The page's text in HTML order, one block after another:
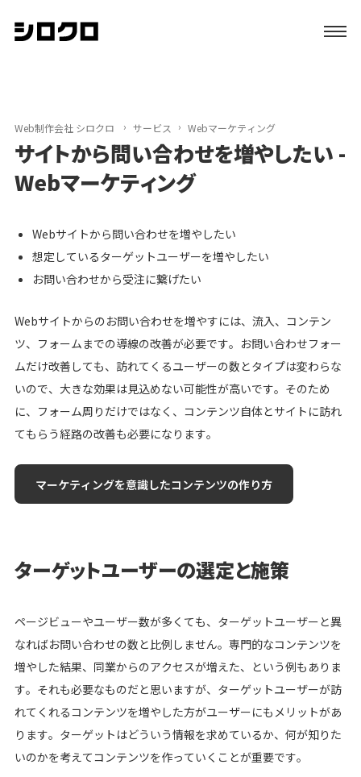
サービス
制作実績
ブログ
資料請求
シロクロマガジン
無料オンライン相談
Web制作会社 シロクロ サービス Webマーケティング
サイトから問い合わせを増やしたい -
Webマーケティング
Webサイトから問い合わせを増やしたい
想定しているターゲットユーザーを増やしたい
お問い合わせから受注に繋げたい
Webサイトからのお問い合わせを増やすには、流入、コンテン
ツ、フォームまでの導線の改善が必要です。お問い合わせフォー
ムだけ改善しても、訪れてくるユーザーの数とタイプは変わらな
いので、大きな効果は見込めない可能性が高いです。そのため
に、フォーム周りだけではなく、コンテンツ自体とサイトに訪れ
てもらう経路の改善も必要になります。
マーケティングを意識したコンテンツの作り方
ターゲットユーザーの選定と施策
ページビューやユーザー数が多くても、ターゲットユーザーと異
なればお問い合わせの数と比例しません。専門的なコンテンツを
増やした結果、同業からのアクセスが増えた、という例もありま
す。それも必要なものだと思いますが、ターゲットユーザーが訪
れてくれるコンテンツを増やした方がユーザーにもメリットがあ
ります。ターゲットはどういう情報を求めているか、何が知りた
いのかを考えてコンテンツを作っていくことが重要です。